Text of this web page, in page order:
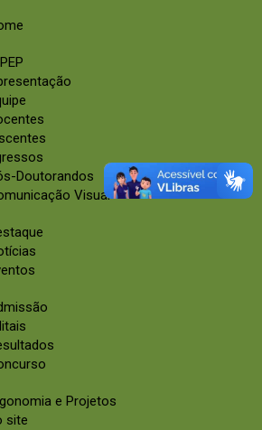
Doutorandos
Visual
e Projetos
site